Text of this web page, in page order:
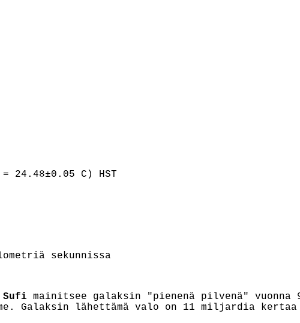
24.48±0.05 C) HST
sekunnissa
Sufi mainitsee galaksin "pienenä pilvenä" vuonna
Galaksin lähettämä valo on 11 miljardia